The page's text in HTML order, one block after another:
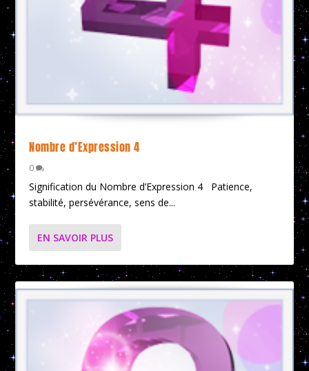
Nombre d’Expression 4
0
Signification du Nombre d’Expression 4 Patience,
stabilité, persévérance, sens de...
EN SAVOIR PLUS